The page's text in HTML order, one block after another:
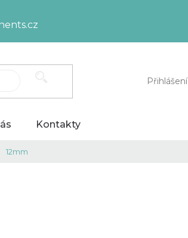
Přihlášení
Kontakty
12mm